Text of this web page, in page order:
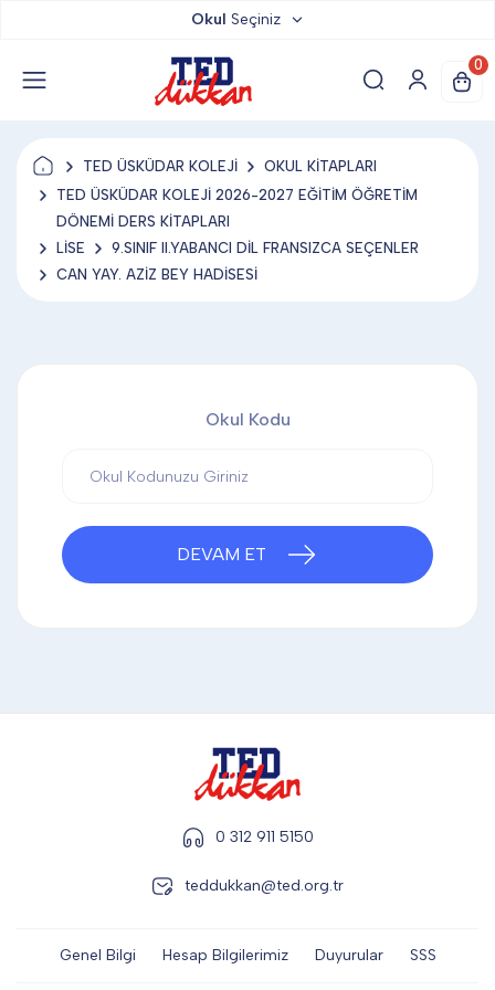
TED YAYINLARI
TED LOKUM
ANAHTARLIK
DİĞER
Okul Seçiniz
0
TED ÜSKÜDAR KOLEJİ
OKUL KİTAPLARI
TED ÜSKÜDAR KOLEJİ 2026-2027 EĞİTİM ÖĞRETİM
DÖNEMİ DERS KİTAPLARI
LİSE
9.SINIF II.YABANCI DİL FRANSIZCA SEÇENLER
CAN YAY. AZİZ BEY HADİSESİ
Okul Kodu
DEVAM ET
0 312 911 5150
teddukkan@ted.org.tr
Genel Bilgi Hesap Bilgilerimiz Duyurular SSS